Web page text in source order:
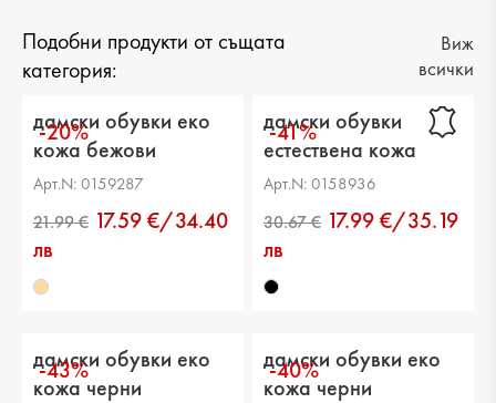
Подобни продукти от същата
категория:
Виж
всички
-20%
дамски обувки еко
кожа бежови
Арт.N: 0159287
17.59 €/34.40
лв
-41%
дамски обувки
естествена кожа
черни
Арт.N: 0158936
17.99 €/35.19
лв
-43%
дамски обувки еко
кожа черни
-40%
дамски обувки еко
кожа черни